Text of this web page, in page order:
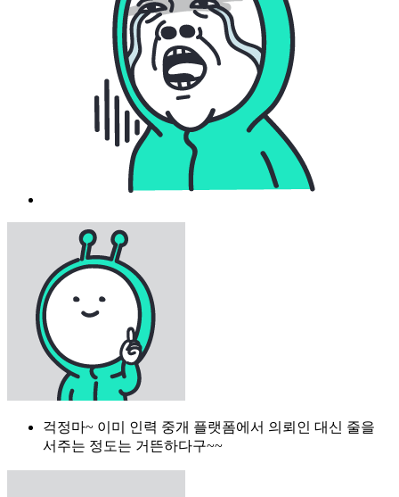
걱정마~ 이미 인력 중개 플랫폼에서 의뢰인 대신 줄을
서주는 정도는 거뜬하다구~~